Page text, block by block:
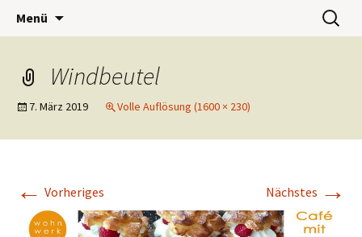
Café Wohnwerk
Wohnwerk München e.V.
Menü
Suchen
nach:
Windbeutel
7. März 2019 Volle Auflösung (1600 × 230)
← Vorheriges Nächstes →